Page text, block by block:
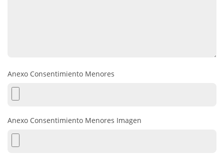
Anexo Consentimiento Menores
Anexo Consentimiento Menores Imagen